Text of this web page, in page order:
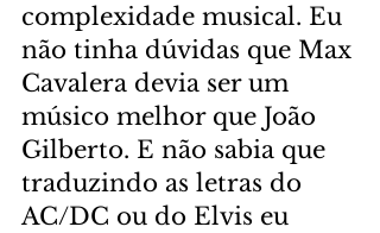
complexidade musical. Eu
não tinha dúvidas que Max
Cavalera devia ser um
músico melhor que João
Gilberto. E não sabia que
traduzindo as letras do
AC/DC ou do Elvis eu